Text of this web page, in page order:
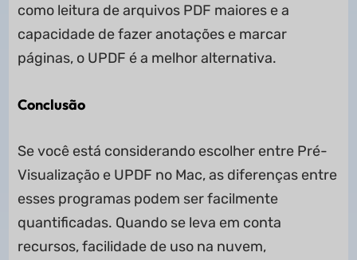
como leitura de arquivos PDF maiores e a
capacidade de fazer anotações e marcar
páginas, o UPDF é a melhor alternativa.
Conclusão
Se você está considerando escolher entre Pré-
Visualização e UPDF no Mac, as diferenças entre
esses programas podem ser facilmente
quantificadas. Quando se leva em conta
recursos, facilidade de uso na nuvem,